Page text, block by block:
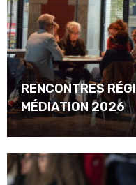
RENCONTRES
MÉDIATION 2026